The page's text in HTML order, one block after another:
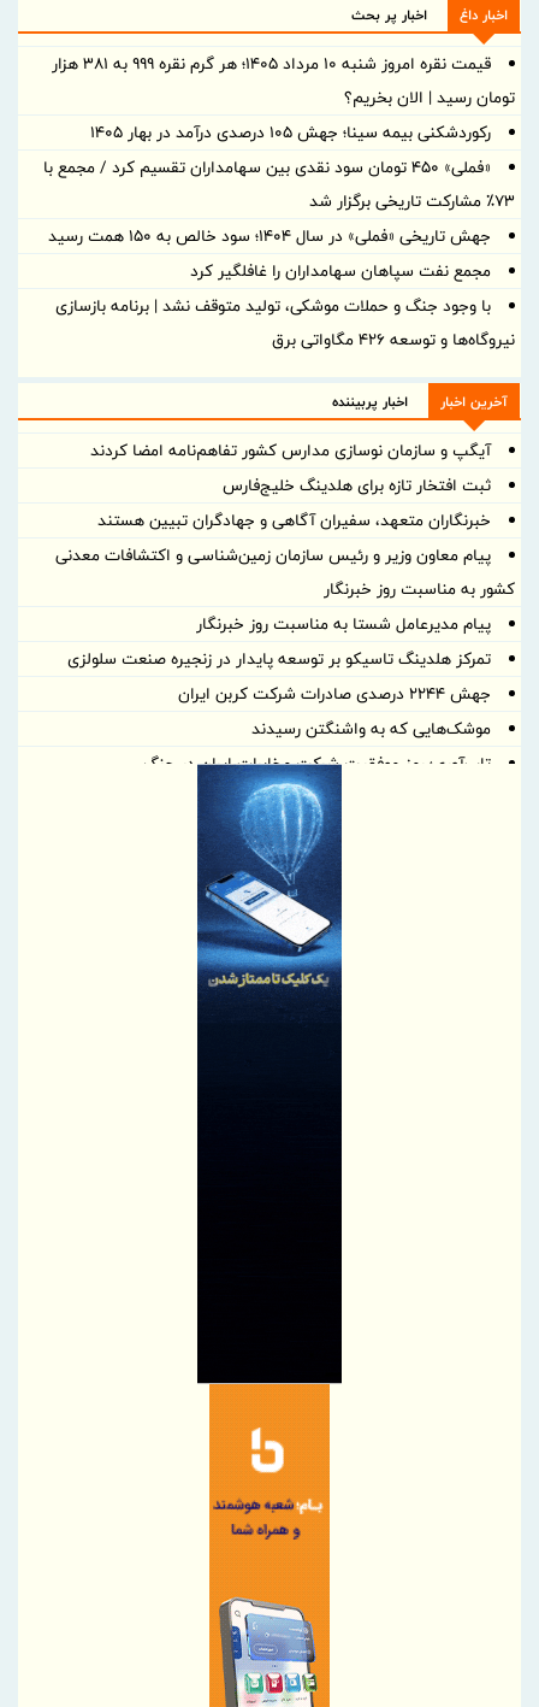
اخبار داغ اخبار پر بحث
قیمت نقره امروز شنبه ۱۰ مرداد ۱۴۰۵؛ هر گرم نقره ۹۹۹ به ۳۸۱ هزار
تومان رسید | الان بخریم؟
رکوردشکنی بیمه سینا؛ جهش 105 درصدی درآمد در بهار 1405
«فملی» ۴۵۰ تومان سود نقدی بین سهامداران تقسیم کرد / مجمع با
۷۳٪ مشارکت تاریخی برگزار شد
جهش تاریخی «فملی» در سال ۱۴۰۴؛ سود خالص به ۱۵۰ همت رسید
مجمع نفت سپاهان سهامداران را غافلگیر کرد
با وجود جنگ و حملات موشکی، تولید متوقف نشد | برنامه بازسازی
نیروگاه‌ها و توسعه ۴۲۶ مگاواتی برق
آخرین اخبار اخبار پربیننده
آیگپ و سازمان نوسازی مدارس کشور تفاهم‌نامه امضا کردند
ثبت افتخار تازه برای هلدینگ خلیج‌فارس
خبرنگاران متعهد، سفیران آگاهی و جهادگران تبیین هستند
پیام معاون وزیر و رئیس سازمان زمین‌شناسی و اکتشافات معدنی
کشور به مناسبت روز خبرنگار
پیام مدیرعامل شستا به مناسبت روز خبرنگار
تمرکز هلدینگ تاسیکو بر توسعه پایدار در زنجیره صنعت سلولزی
جهش ۲۲۴۴ درصدی صادرات شرکت کربن ایران
موشک‌هایی که به واشنگتن رسیدند
تاب‌آوری؛ رمز موفقیت شرکت مخابرات ایران در جنگ
خبرنگاری؛ میان رسالتِ حقیقت و چالش‌های عصر جدید
رسانه‌های تخصصی بخشی از مسیر تسهیل تجارت/ خبرنگاران همراهان
پروژه‌های آسیب‌دیده از جنگ با بهره‌گیری از مهندسی ارزش بازسازی
پاسخ به پرسش‌های پرتکرار فعالان اقتصادی در قالب پادکست
پیشنهادات راهبردی بخش‌خصوصی برای افزایش تاب‌آوری در تجارت غذا
پیام مدیرعامل شرکت صنعت فولاد شادگان به مناسبت روز خبرنگار
پیام مدیرعامل شرکت صنعت فولاد شادگان به مناسبت روز خبرنگار
عملیات استخراج سنگ‌آهن سنگان با وجود محدودیت‌ها متوقف نشده
برنامه‌های ارتقای بهره‌وری وزارت صنعت معدن و تجارت ابلاغ شد